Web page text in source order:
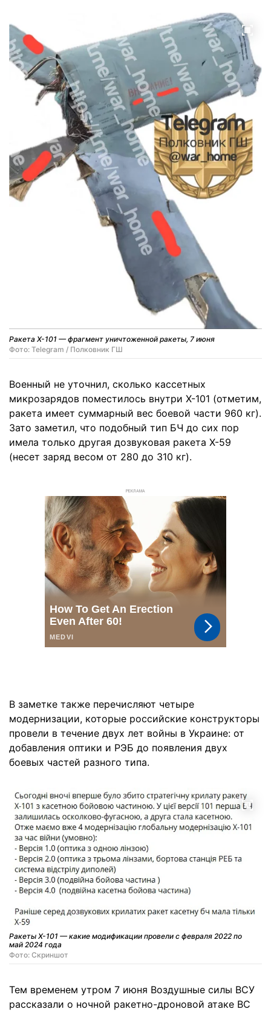
Ракета Х-101 — фрагмент уничтоженной ракеты, 7 июня
Фото: Telegram / Полковник ГШ
Военный не уточнил, сколько кассетных
микрозарядов поместилось внутри Х-101 (отметим,
ракета имеет суммарный вес боевой части 960 кг).
Зато заметил, что подобный тип БЧ до сих пор
имела только другая дозвуковая ракета Х-59
(несет заряд весом от 280 до 310 кг).
РЕКЛАМА
В заметке также перечисляют четыре
модернизации, которые российские конструкторы
провели в течение двух лет войны в Украине: от
добавления оптики и РЭБ до появления двух
боевых частей разного типа.
Ракеты Х-101 — какие модификации провели с февраля 2022 по
май 2024 года
Фото: Скриншот
Тем временем утром 7 июня Воздушные силы ВСУ
рассказали о ночной ракетно-дроновой атаке ВС